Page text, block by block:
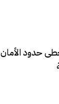
حدود الأمان